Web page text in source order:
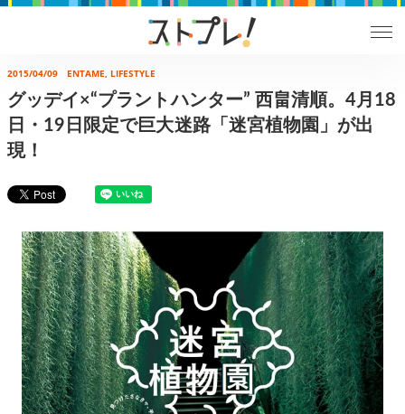
2015/04/09 ENTAME, LIFESTYLE
グッデイ×“プラントハンター” 西畠清順。4月18
日・19日限定で巨大迷路「迷宮植物園」が出
現！